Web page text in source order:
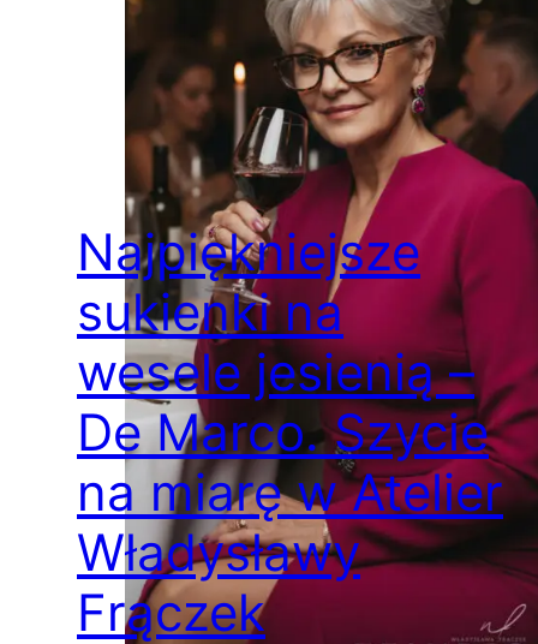
Najpiękniejsze
sukienki na
wesele jesienią –
De Marco. Szycie
na miarę w Atelier
Władysławy
Frączek